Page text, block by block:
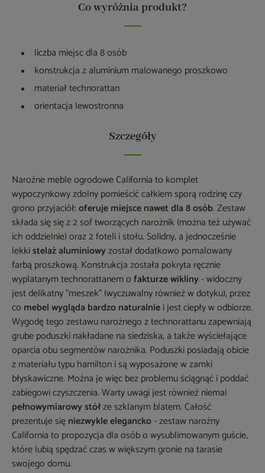
Co wyróżnia produkt?
liczba miejsc dla 8 osób
konstrukcja z aluminium malowanego proszkowo
materiał technorattan
orientacja lewostronna
Szczegóły
Narożne meble ogrodowe California to komplet
wypoczynkowy zdolny pomieścić całkiem sporą rodzinę czy
grono przyjaciół:oferuje miejsce nawet dla 8 osób. Zestaw
składa się się z 2 sof tworzących narożnik (można też używać
ich oddzielnie) oraz 2 foteli i stołu. Solidny, a jednocześnie
lekkistelaż aluminiowyzostał dodatkowo pomalowany
farbą proszkową. Konstrukcja została pokryta ręcznie
wyplatanym technorattanem ofakturze wikliny- widoczny
jest delikatny "meszek" (wyczuwalny również w dotyku), przez
co mebel wygląda bardzo naturalniei jest ciepły w odbiorze.
Wygodę tego zestawu narożnego z technorattanu zapewniają
grube poduszki nakładane na siedziska, a także wyściełające
oparcia obu segmentów narożnika. Poduszki posiadają obicie
z materiału typu hamilton i są wyposażone w zamki
błyskawiczne. Można je więc bez problemu ściągnąć i poddać
zabiegowi czyszczenia. Warty uwagi jest również niemal
pełnowymiarowy stółze szklanym blatem. Całość
prezentuje sięniezwykle elegancko- zestaw narożny
California to propozycja dla osób o wysublimowanym guście,
które lubią spędzać czas w większym gronie na tarasie
swojego domu.